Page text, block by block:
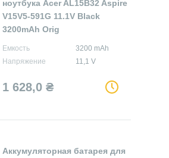
ноутбука Acer AL15B32 Aspire
V15V5-591G 11.1V Black
3200mAh Orig
Емкость
3200 mAh
Напряжение
11,1 V
1 628,0 ₴
Аккумуляторная батарея для